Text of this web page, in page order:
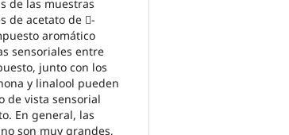
de las muestras
de acetato de -
aromático
sensoriales entre
junto con los
y linalool pueden
de vista sensorial
En general, las
son muy grandes,